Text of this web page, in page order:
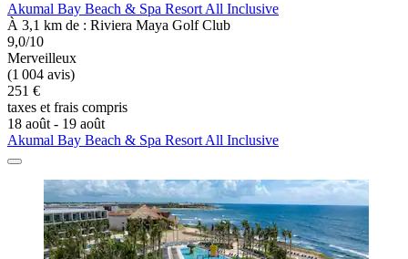
Akumal Bay Beach & Spa Resort All Inclusive
À 3,1 km de : Riviera Maya Golf Club
9,0/10
Merveilleux
(1 004 avis)
251 €
taxes et frais compris
18 août - 19 août
Akumal Bay Beach & Spa Resort All Inclusive